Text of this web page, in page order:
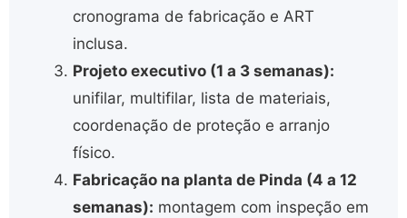
cronograma de fabricação e ART
inclusa.
Projeto executivo (1 a 3 semanas):
unifilar, multifilar, lista de materiais,
coordenação de proteção e arranjo
físico.
Fabricação na planta de Pinda (4 a 12
semanas): montagem com inspeção em